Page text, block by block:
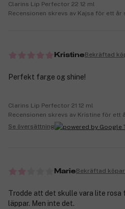
Clarins Lip Perfector 22 12 ml
Recensionen skrevs av Kajsa för ett år
KristineBekräftad
Perfekt farge og shine!
Clarins Lip Perfector 21 12 ml
Recensionen skrevs av Kristine för ett
Se översättning
MarieBekräftad
Trodde att det skulle vara lite rosa
läppar. Men inte det.